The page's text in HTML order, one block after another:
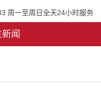
周一至周日全天24小时服务
闻